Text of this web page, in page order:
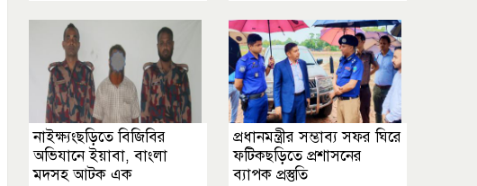
নাইক্ষ্যংছড়িতে বিজিবির
অভিযানে ইয়াবা, বাংলা
মদসহ আটক এক
প্রধানমন্ত্রীর সম্ভাব্য সফর ঘিরে
ফটিকছড়িতে প্রশাসনের
ব্যাপক প্রস্তুতি